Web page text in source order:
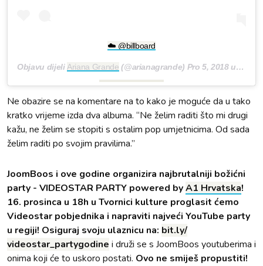
☁️ @billboard
Objavu dijeli Ariana Grande (@arianagrande) Pro 5, 2018 u 11:54 PST
Ne obazire se na komentare na to kako je moguće da u tako
kratko vrijeme izda dva albuma. “Ne želim raditi što mi drugi
kažu, ne želim se stopiti s ostalim pop umjetnicima. Od sada
želim raditi po svojim pravilima.”
JoomBoos i ove godine organizira najbrutalniji božićni
party - VIDEOSTAR PARTY powered byA1 Hrvatska!
16. prosinca u 18h u Tvornici kulture proglasit ćemo
Videostar pobjednika i napraviti najveći YouTube party
u regiji! Osiguraj svoju ulaznicu na: bit.ly/
videostar_partygodine i druži se s JoomBoos youtuberima i
onima koji će to uskoro postati. Ovo ne smiješ propustiti!